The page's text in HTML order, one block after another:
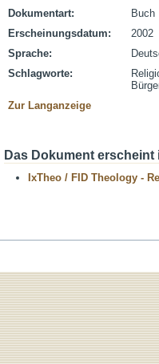
Dokumentart:
Buch
Erscheinungsdatum:
2002
Sprache:
Schlagworte:
Zur Langanzeige
Das Dokument erscheint
IxTheo / FID Theology -